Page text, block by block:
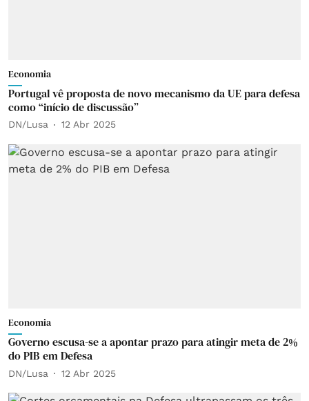
Economia
Portugal vê proposta de novo mecanismo da UE para defesa
como “início de discussão”
DN/Lusa 12 Abr 2025
Economia
Governo escusa-se a apontar prazo para atingir meta de 2%
do PIB em Defesa
DN/Lusa 12 Abr 2025